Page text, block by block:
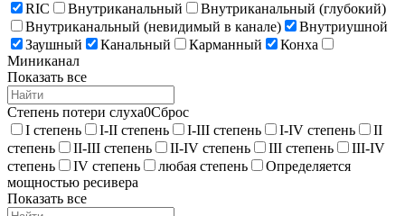
RIC Внутриканальный
Внутриканальный (глубокий)
Внутриканальный (невидимый в канале)
Внутриушной
Заушный
Канальный Карманный
Конха
Миниканал
Показать все
Степень потери слуха0Сброс
I степень
I-II степень I-III степень I-IV степень
II
степень
II-III степень II-IV степень III степень
III-IV
степень
IV степень любая степень
Определяется
мощностью ресивера
Показать все